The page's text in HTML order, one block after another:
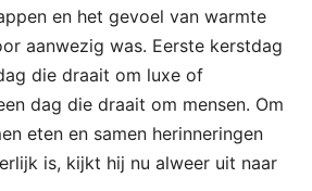
en het gevoel van warmte
aanwezig was. Eerste kerstdag
die draait om luxe of
dag die draait om mensen. Om
eten en samen herinneringen
is, kijkt hij nu alweer uit naar